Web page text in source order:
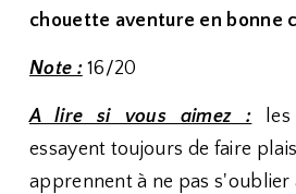
chouette aventure en bonne
Note :16/20
A lire si vous aimez : les
essayent toujours de faire
apprennent à ne pas s'oublier